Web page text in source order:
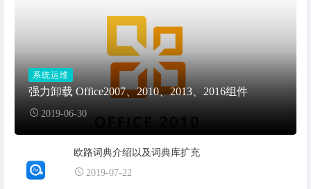
系统运维
强力卸载 Office2007、2010、2013、2016组件
2019-06-30
欧路词典介绍以及词典库扩充
2019-07-22